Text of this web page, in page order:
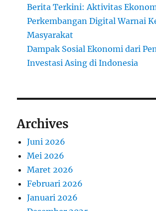
Berita Terkini: Aktivitas
Perkembangan Digital Warnai
Masyarakat
Dampak Sosial Ekonomi dari
Investasi Asing di Indonesia
Archives
Juni 2026
Mei 2026
Maret 2026
Februari 2026
Januari 2026